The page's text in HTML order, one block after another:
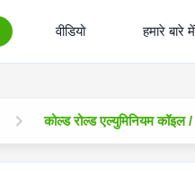
वीडियो हमारे बारे में
कोल्ड रोल्ड एल्युमिनियम कॉइल